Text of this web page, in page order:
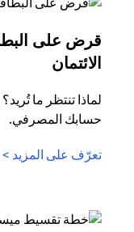
قرض على
الائتمان
لماذا تنتظر ما
حسابك المصرفي.
تعرّف على المزيد >